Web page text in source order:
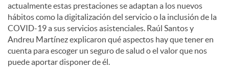
actualmente estas prestaciones se adaptan a los nuevos
hábitos como la digitalización del servicio o la inclusión de la
COVID-19 a sus servicios asistenciales. Raúl Santos y
Andreu Martínez explicaron qué aspectos hay que tener en
cuenta para escoger un seguro de salud o el valor que nos
puede aportar disponer de él.